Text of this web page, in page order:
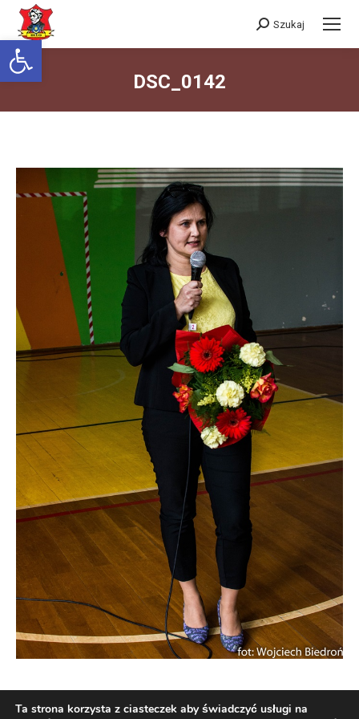
Otwórz pasek narzędzi
Szukaj:
Szukaj
DSC_0142
Ta strona korzysta z ciasteczek aby świadczyć usługi na